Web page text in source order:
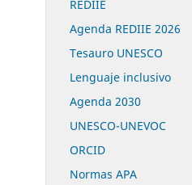
REDIIE
Agenda REDIIE 2026
Tesauro UNESCO
Lenguaje inclusivo
Agenda 2030
UNESCO-UNEVOC
ORCID
Normas APA